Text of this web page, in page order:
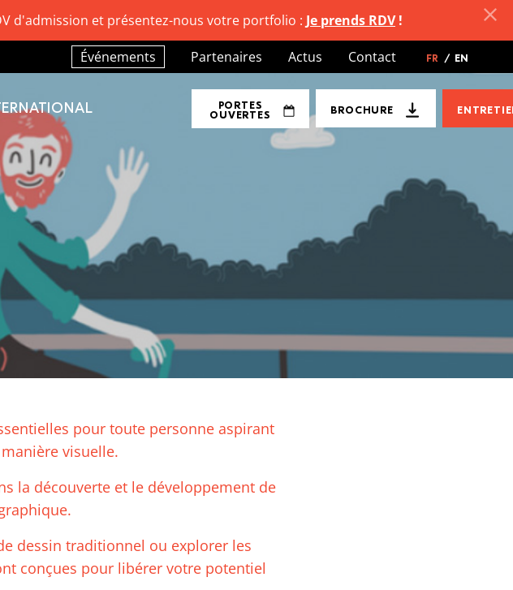
pour toute personne aspirant
visuelle.
la découverte et le développement de
dessin traditionnel ou explorer les
conçues pour libérer votre potentiel
Événements Partenaires Actus Contact FR / EN
PORTES
OUVERTES
BROCHURE
d'admission et présentez-nous votre portfolio : Je prends RDV!